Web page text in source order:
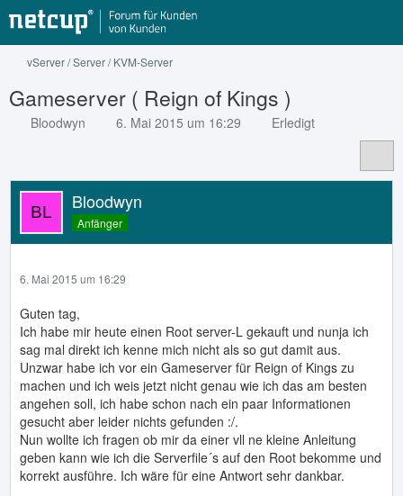
vServer / Server / KVM-Server
Gameserver ( Reign of Kings )
Bloodwyn 6. Mai 2015 um 16:29 Erledigt
Bloodwyn
Anfänger
6. Mai 2015 um 16:29
Guten tag,
Ich habe mir heute einen Root server-L gekauft und nunja ich
sag mal direkt ich kenne mich nicht als so gut damit aus.
Unzwar habe ich vor ein Gameserver für Reign of Kings zu
machen und ich weis jetzt nicht genau wie ich das am besten
angehen soll, ich habe schon nach ein paar Informationen
gesucht aber leider nichts gefunden :/.
Nun wollte ich fragen ob mir da einer vll ne kleine Anleitung
geben kann wie ich die Serverfile´s auf den Root bekomme und
korrekt ausführe. Ich wäre für eine Antwort sehr dankbar.